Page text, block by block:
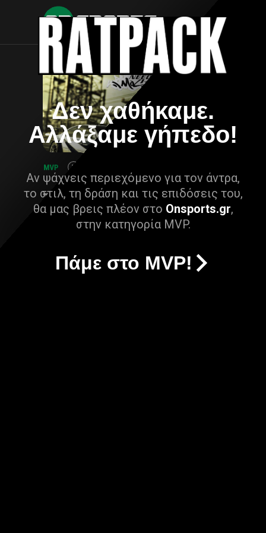
Δεν χαθήκαμε.
Αλλάξαμε γήπεδο!
Αν ψάχνεις περιεχόμενο για τον άντρα,
το στιλ, τη δράση και τις επιδόσεις του,
θα μας βρεις πλέον στο Onsports.gr,
στην κατηγορία MVP.
Πάμε στο MVP!